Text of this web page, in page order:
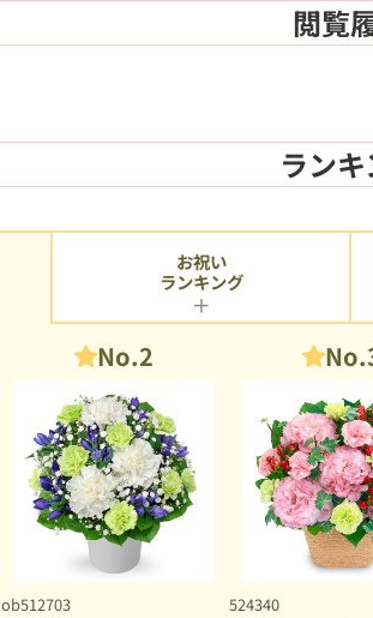
閲覧
ラン
No.2
ob512703 524340
お祝い
ランキング